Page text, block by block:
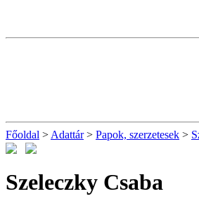
Főoldal > Adattár> Papok, szerzetesek >
Szeleczky Csaba